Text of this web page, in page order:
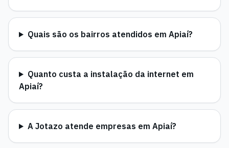
Quais são os bairros atendidos em Apiaí?
Quanto custa a instalação da internet em
Apiaí?
A Jotazo atende empresas em Apiaí?